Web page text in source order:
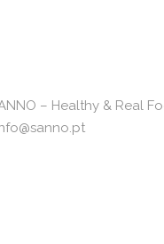
– Healthy & Real